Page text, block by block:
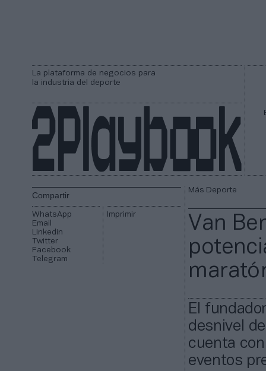
La plataforma de negocios para
la industria del deporte
Compartir
WhatsApp
Email
Linkedin
Twitter
Facebook
Telegram
Imprimir
Más Deporte
Van
El
desnivel
cuenta
eventos